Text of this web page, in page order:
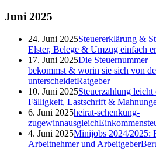
Juni 2025
24. Juni 2025Steuererklärung &
Elster, Belege & Umzug einfach
17. Juni 2025Die Steuernummer
bekommst & worin sie sich von
unterscheidetRatgeber
10. Juni 2025Steuerzahlung
Fälligkeit, Lastschrift &
6. Juni 2025heirat-schenkung-
zugewinnausgleich
4. Juni 2025Minijobs 2024/2025:
Arbeitnehmer und Arbeitgeber